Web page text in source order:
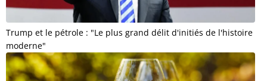
Trump et le pétrole : "Le plus grand délit d'initiés de l'histoire
moderne"